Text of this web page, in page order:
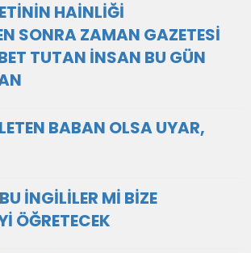
HAİNLİĞİ
SONRA ZAMAN GAZETESİ
TUTAN İNSAN BU GÜN
BABAN OLSA UYAR,
İNGİLİLER Mİ BİZE
ÖĞRETECEK